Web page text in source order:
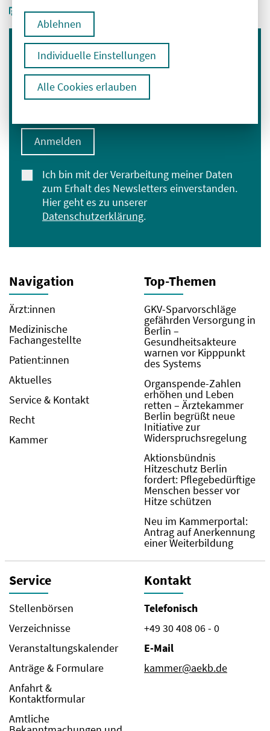
Ablehnen
Individuelle Einstellungen
Alle Cookies erlauben
Immer informiert bleiben
Melden Sie sich für unseren Newsletter an:
E-Mail-Adresse eingeben
Ich bin mit der Verarbeitung meiner Daten
zum Erhalt des Newsletters einverstanden.
Hier geht es zu unserer
Datenschutzerklärung.
Anmelden
Navigation
Ärzt:innen
Medizinische
Fachangestellte
Patient:innen
Aktuelles
Service & Kontakt
Recht
Kammer
Top-Themen
GKV-Sparvorschläge
gefährden Versorgung in
Berlin –
Gesundheitsakteure
warnen vor Kipppunkt
des Systems
Organspende-Zahlen
erhöhen und Leben
retten – Ärztekammer
Berlin begrüßt neue
Initiative zur
Widerspruchsregelung
Aktionsbündnis
Hitzeschutz Berlin
fordert: Pflegebedürftige
Menschen besser vor
Hitze schützen
Neu im Kammerportal:
Antrag auf Anerkennung
einer Weiterbildung
Service
Stellenbörsen
Verzeichnisse
Veranstaltungskalender
Anträge & Formulare
Anfahrt &
Kontaktformular
Amtliche
Kontakt
Telefonisch
+49 30 408 06 - 0
E-Mail
kammer@aekb.de